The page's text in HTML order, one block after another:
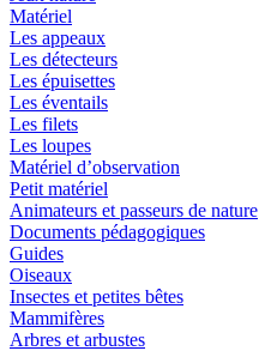
Matériel
Les appeaux
Les détecteurs
Les épuisettes
Les éventails
Les filets
Les loupes
Matériel d’observation
Petit matériel
Animateurs et passeurs de nature
Documents pédagogiques
Guides
Oiseaux
Insectes et petites bêtes
Mammifères
Arbres et arbustes